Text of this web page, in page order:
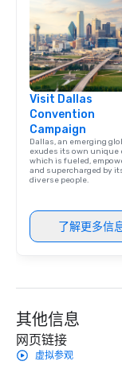
Visit Dallas
Convention
Campaign
Dallas, an emerging
exudes its own unique
which is fueled,
and supercharged by
diverse people.
了解更多信
其他信息
网页链接
虚拟参观